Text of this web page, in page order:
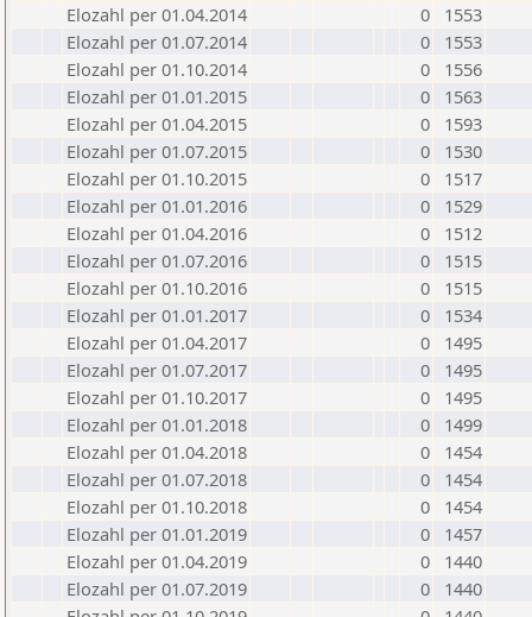
Elozahl per 01.04.2014
0
1553
Elozahl per 01.07.2014
0
1553
Elozahl per 01.10.2014
0
1556
Elozahl per 01.01.2015
0
1563
Elozahl per 01.04.2015
0
1593
Elozahl per 01.07.2015
0
1530
Elozahl per 01.10.2015
0
1517
Elozahl per 01.01.2016
0
1529
Elozahl per 01.04.2016
0
1512
Elozahl per 01.07.2016
0
1515
Elozahl per 01.10.2016
0
1515
Elozahl per 01.01.2017
0
1534
Elozahl per 01.04.2017
0
1495
Elozahl per 01.07.2017
0
1495
Elozahl per 01.10.2017
0
1495
Elozahl per 01.01.2018
0
1499
Elozahl per 01.04.2018
0
1454
Elozahl per 01.07.2018
0
1454
Elozahl per 01.10.2018
0
1454
Elozahl per 01.01.2019
0
1457
Elozahl per 01.04.2019
0
1440
Elozahl per 01.07.2019
0
1440